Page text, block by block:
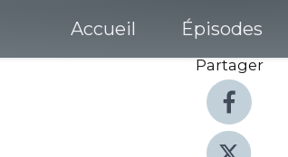
Accueil Épisodes
Partager